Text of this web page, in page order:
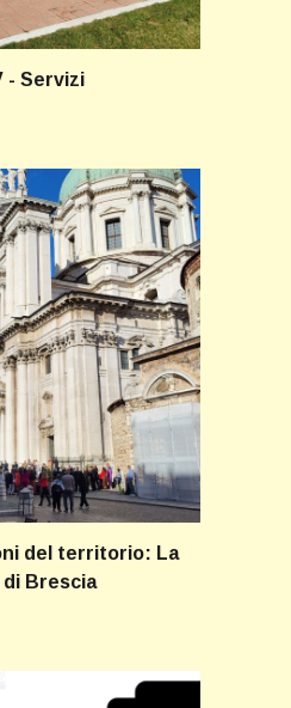
- Servizi
del territorio: La
Brescia